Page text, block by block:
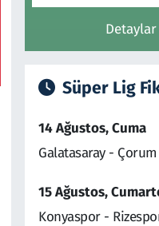
Süper Lig
14 Ağustos, Cuma
Galatasaray - Çorum
15 Ağustos,
Konyaspor -